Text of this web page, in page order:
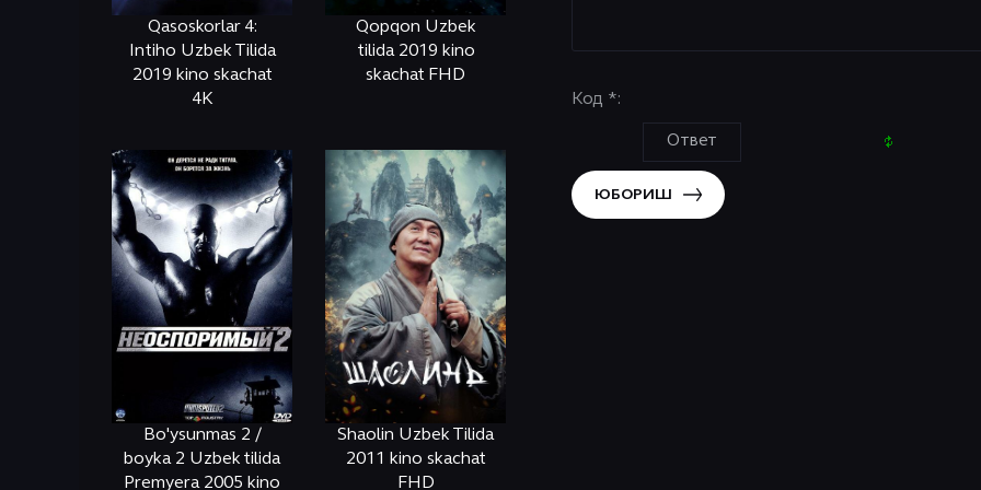
Qasoskorlar 4:
Intiho Uzbek Tilida
2019 kino skachat
4K
Qopqon Uzbek
tilida 2019 kino
skachat FHD
Bo'ysunmas 2 /
boyka 2 Uzbek tilida
Premyera 2005 kino
Shaolin Uzbek Tilida
2011 kino skachat
FHD
Код *:
ЮБОРИШ